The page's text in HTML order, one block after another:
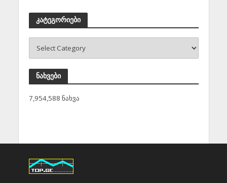
კატეგორიები
ნახვები
7,954,588 ნახვა